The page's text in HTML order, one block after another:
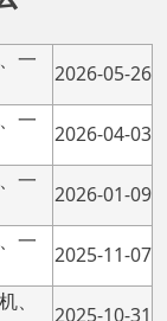
2026-01-09
2025-11-07
2025-10-31
2025-09-01
2025-07-04